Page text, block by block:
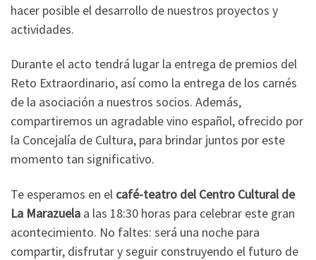
hacer posible el desarrollo de nuestros proyectos y
actividades.
Durante el acto tendrá lugar la entrega de premios del
Reto Extraordinario, así como la entrega de los carnés
de la asociación a nuestros socios. Además,
compartiremos un agradable vino español, ofrecido por
la Concejalía de Cultura, para brindar juntos por este
momento tan significativo.
Te esperamos en el café-teatro del Centro Cultural de
La Marazuela a las 18:30 horas para celebrar este gran
acontecimiento. No faltes: será una noche para
compartir, disfrutar y seguir construyendo el futuro de